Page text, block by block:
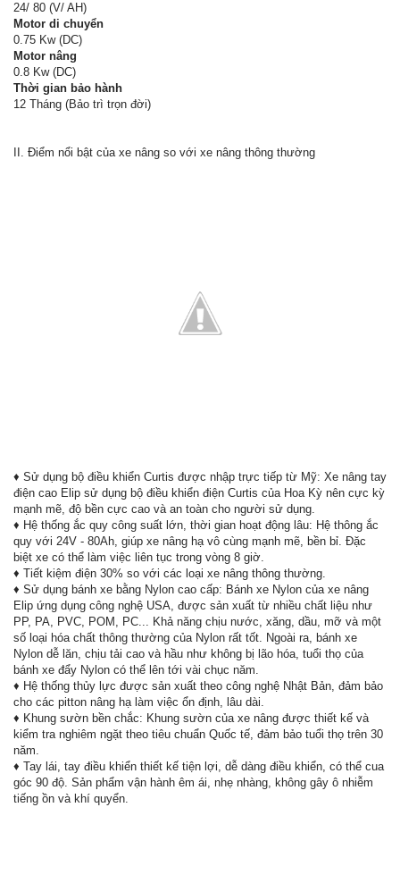
24/ 80 (V/ AH)
Motor di chuyển
0.75 Kw (DC)
Motor nâng
0.8 Kw (DC)
Thời gian bảo hành
12 Tháng (Bảo trì trọn đời)
II. Điểm nổi bật của xe nâng so với xe nâng thông thường
♦ Sử dụng bộ điều khiển Curtis được nhập trực tiếp từ Mỹ: Xe nâng tay
điện cao Elip sử dụng bộ điều khiển điện Curtis của Hoa Kỳ nên cực kỳ
mạnh mẽ, độ bền cực cao và an toàn cho người sử dụng.
♦ Hệ thống ắc quy công suất lớn, thời gian hoạt động lâu: Hệ thông ắc
quy với 24V - 80Ah, giúp xe nâng hạ vô cùng mạnh mẽ, bền bỉ. Đặc
biệt xe có thể làm việc liên tục trong vòng 8 giờ.
♦ Tiết kiệm điện 30% so với các loại xe nâng thông thường.
♦ Sử dụng bánh xe bằng Nylon cao cấp: Bánh xe Nylon của xe nâng
Elip ứng dụng công nghệ USA, được sản xuất từ nhiều chất liệu như
PP, PA, PVC, POM, PC... Khả năng chịu nước, xăng, dầu, mỡ và một
số loại hóa chất thông thường của Nylon rất tốt. Ngoài ra, bánh xe
Nylon dễ lăn, chịu tải cao và hầu như không bị lão hóa, tuổi thọ của
bánh xe đẩy Nylon có thể lên tới vài chục năm.
♦ Hệ thống thủy lực được sản xuất theo công nghệ Nhật Bản, đảm bảo
cho các pitton nâng hạ làm việc ổn định, lâu dài.
♦ Khung sườn bền chắc: Khung sườn của xe nâng được thiết kế và
kiểm tra nghiêm ngặt theo tiêu chuẩn Quốc tế, đảm bảo tuổi thọ trên 30
năm.
♦ Tay lái, tay điều khiển thiết kế tiện lợi, dễ dàng điều khiển, có thể cua
góc 90 độ. Sản phẩm vận hành êm ái, nhẹ nhàng, không gây ô nhiễm
tiếng ồn và khí quyển.